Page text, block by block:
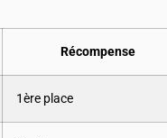
Récompense
1ère place